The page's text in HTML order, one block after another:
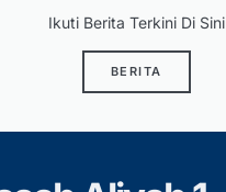
Ikuti Berita Terkini Di Sini
BERITA